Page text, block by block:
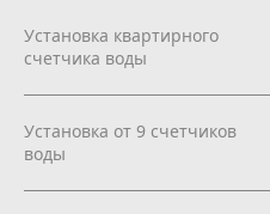
Установка квартирного
счетчика воды
Установка от 9 счетчиков
воды